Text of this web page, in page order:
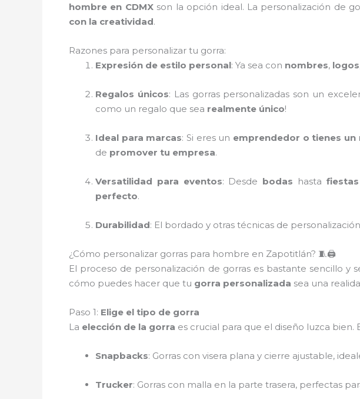
hombre en CDMXson la opción ideal. La personalización de
con la creatividad.
Razones para personalizar tu gorra:
Expresión de estilo personal: Ya sea con nombres, logos
Regalos únicos: Las gorras personalizadas son un
como un regalo que sea realmente único!
Ideal para marcas: Si eres un emprendedor o tienes un
de promover tu empresa.
Versatilidad para eventos: Desde bodas hasta fiestas
perfecto.
Durabilidad: El bordado y otras técnicas de
¿Cómo personalizar gorras para hombre en Zapotitlán? 🧵🖨️
El proceso de personalización de gorras es bastante sencillo y
cómo puedes hacer que tu gorra personalizada sea una
Paso 1: Elige el tipo de gorra
La elección de la gorra es crucial para que el diseño luzca
Snapbacks: Gorras con visera plana y cierre ajustable,
Trucker: Gorras con malla en la parte trasera, perfectas